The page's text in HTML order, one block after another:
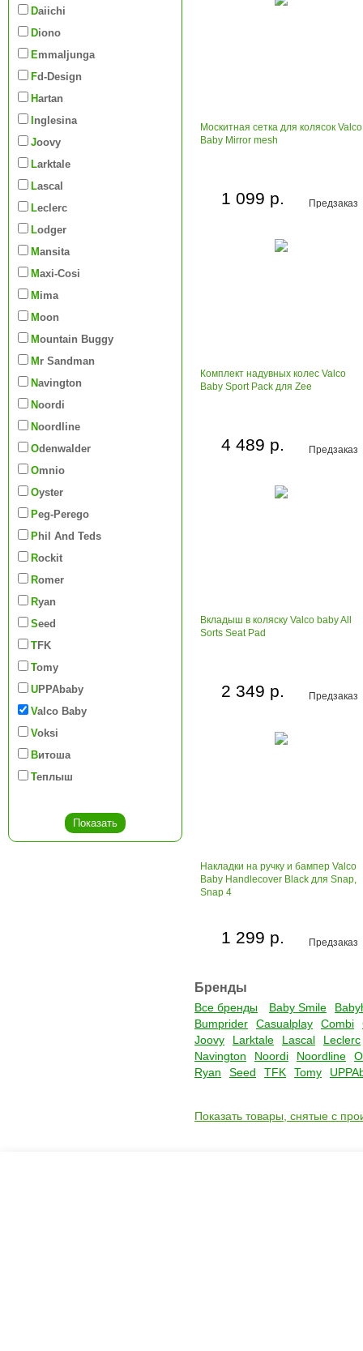
Daiichi
Diono
Emmaljunga
Fd-Design
Hartan
Inglesina
Joovy
Larktale
Lascal
Leclerc
Lodger
Mansita
Maxi-Cosi
Mima
Moon
Mountain Buggy
Mr Sandman
Navington
Noordi
Noordline
Odenwalder
Omnio
Oyster
Peg-Perego
Phil And Teds
Rockit
Romer
Ryan
Seed
TFK
Tomy
UPPAbaby
Valco Baby
Voksi
Витоша
Теплыш
Москитная сетка для колясок Valco
Baby Mirror mesh
Предзаказ
1 099 р.
Комплект надувных колес Valco
Baby Sport Pack для Zee
Предзаказ
4 489 р.
Вкладыш в коляску Valco baby All
Sorts Seat Pad
Предзаказ
2 349 р.
Накладки на ручку и бампер Valco
Baby Handlecover Black для Snap,
Snap 4
Предзаказ
1 299 р.
Бренды
Все бренды Baby Smile
Bumprider
Casualplay Combi
Joovy
Larktale Lascal
Leclerc
Navington
Noordi Noordline
Ryan
Seed TFK Tomy
Показать товары, снятые с